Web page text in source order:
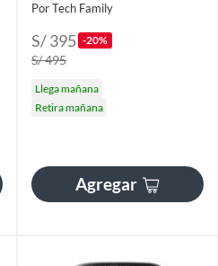
Por Tech Family
S/ 395 -20%
S/ 495
Llega mañana
Retira mañana
Agregar